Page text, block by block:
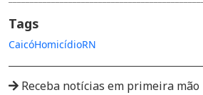
Tags
CaicóHomicídioRN
Receba notícias em primeira mão